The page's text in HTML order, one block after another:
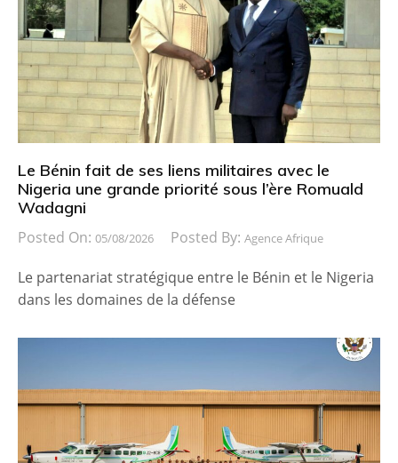
Le Bénin fait de ses liens militaires avec le
Nigeria une grande priorité sous l’ère Romuald
Wadagni
Posted On: 05/08/2026 Posted By: Agence Afrique
Le partenariat stratégique entre le Bénin et le Nigeria
dans les domaines de la défense